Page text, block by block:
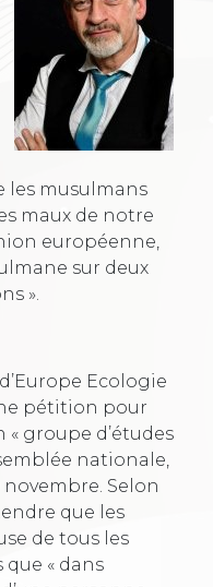
les musulmans
maux de notre
européenne,
sur deux
».
Ecologie
pétition pour
groupe d’études
nationale,
Selon
que les
de tous les
que « dans